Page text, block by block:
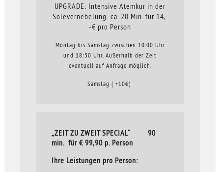
UPGRADE: Intensive Atemkur in der
Solevernebelung ca. 20 Min. für 14,-
-€ pro Person
Montag bis Samstag zwischen 10.00 Uhr
und 18:30 Uhr. Außerhalb der Zeit
eventuell auf Anfrage möglich.
Samstag ( +10€)
„ZEIT ZU ZWEIT SPECIAL“ 90
min. für € 99,90 p. Person
Ihre Leistungen pro Person: